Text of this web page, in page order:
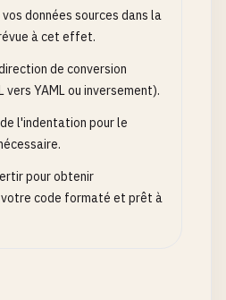
données sources dans la
à cet effet.
de conversion
vers YAML ou inversement).
l'indentation pour le
pour obtenir
code formaté et prêt à